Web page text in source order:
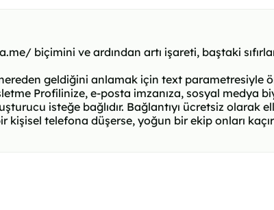
biçimini ve ardından artı işareti, baştaki
nereden geldiğini anlamak için text
Profilinize, e-posta imzanıza, sosyal medya
isteğe bağlıdır. Bağlantıyı ücretsiz olarak
kişisel telefona düşerse, yoğun bir ekip onları